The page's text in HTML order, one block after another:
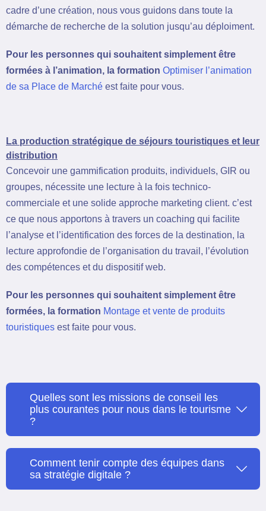
cadre d’une création, nous vous guidons dans toute la
démarche de recherche de la solution jusqu’au déploiment.
Pour les personnes qui souhaitent simplement être
formées à l’animation, la formation Optimiser l’animation
de sa Place de Marché est faite pour vous.
La production stratégique de séjours touristiques et leur
distribution
Concevoir une gammification produits, individuels, GIR ou
groupes, nécessite une lecture à la fois technico-
commerciale et une solide approche marketing client. c’est
ce que nous apportons à travers un coaching qui facilite
l’analyse et l’identification des forces de la destination, la
lecture approfondie de l’organisation du travail, l’évolution
des compétences et du dispositif web.
Pour les personnes qui souhaitent simplement être
formées, la formation Montage et vente de produits
touristiques est faite pour vous.
Quelles sont les missions de conseil les
plus courantes pour nous dans le tourisme
?
Comment tenir compte des équipes dans
sa stratégie digitale ?